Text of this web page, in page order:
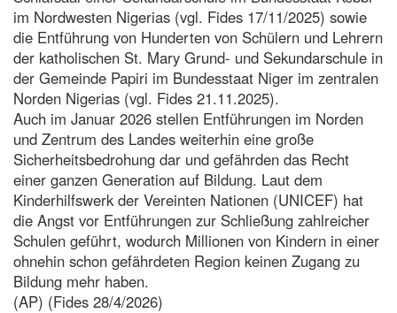
im Nordwesten Nigerias (vgl. Fides 17/11/2025) sowie
die Entführung von Hunderten von Schülern und Lehrern
der katholischen St. Mary Grund- und Sekundarschule in
der Gemeinde Papiri im Bundesstaat Niger im zentralen
Norden Nigerias (vgl. Fides 21.11.2025).
Auch im Januar 2026 stellen Entführungen im Norden
und Zentrum des Landes weiterhin eine große
Sicherheitsbedrohung dar und gefährden das Recht
einer ganzen Generation auf Bildung. Laut dem
Kinderhilfswerk der Vereinten Nationen (UNICEF) hat
die Angst vor Entführungen zur Schließung zahlreicher
Schulen geführt, wodurch Millionen von Kindern in einer
ohnehin schon gefährdeten Region keinen Zugang zu
Bildung mehr haben.
(AP) (Fides 28/4/2026)